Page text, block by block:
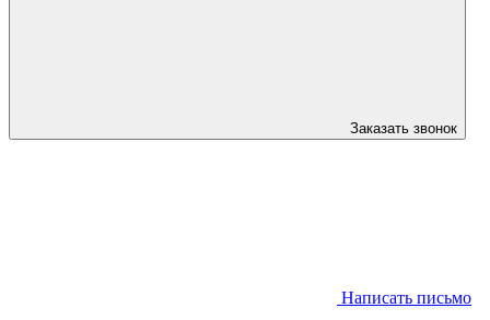
Заказать звонок
Написать письмо